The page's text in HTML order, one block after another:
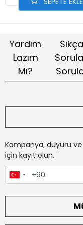
Yardım
Lazım
Mı?
Sıkça
Kampanya, duyuru
için kayıt olun.